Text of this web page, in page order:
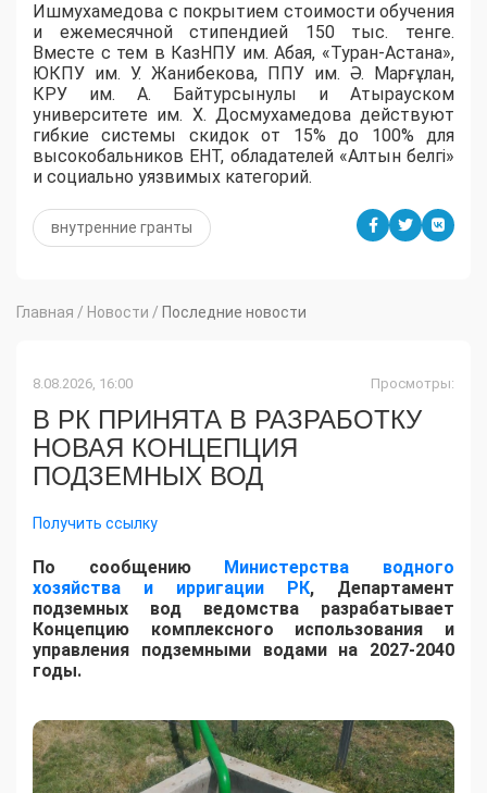
Ишмухамедова с покрытием стоимости обучения
и ежемесячной стипендией 150 тыс. тенге.
Вместе с тем в КазНПУ им. Абая, «Туран-Астана»,
ЮКПУ им. У. Жанибекова, ППУ им. Ә. Марғұлан,
КРУ им. А. Байтурсынулы и Атырауском
университете им. Х. Досмухамедова действуют
гибкие системы скидок от 15% до 100% для
высокобальников ЕНТ, обладателей «Алтын белгі»
и социально уязвимых категорий.
внутренние гранты
Главная / Новости / Последние новости
8.08.2026, 16:00 Просмотры:
В РК ПРИНЯТА В РАЗРАБОТКУ
НОВАЯ КОНЦЕПЦИЯ
ПОДЗЕМНЫХ ВОД
Получить ссылку
По сообщению
Министерства водного
хозяйства и ирригации РК, Департамент
подземных вод ведомства разрабатывает
Концепцию комплексного использования и
управления подземными водами на 2027-2040
годы.